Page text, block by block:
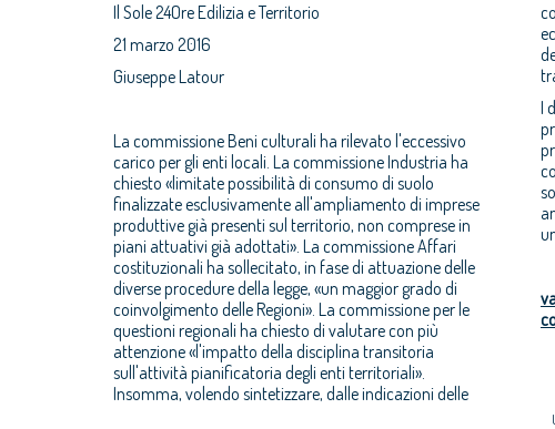
Il Sole 24Ore Edilizia e Territorio
21 marzo 2016
Giuseppe Latour
La commissione Beni culturali ha rilevato l'eccessivo
carico per gli enti locali. La commissione Industria ha
chiesto «limitate possibilità di consumo di suolo
finalizzate esclusivamente all'ampliamento di imprese
produttive già presenti sul territorio, non comprese in
piani attuativi già adottati». La commissione Affari
costituzionali ha sollecitato, in fase di attuazione delle
diverse procedure della legge, «un maggior grado di
coinvolgimento delle Regioni». La commissione per le
questioni regionali ha chiesto di valutare con più
attenzione «l'impatto della disciplina transitoria
sull'attività pianificatoria degli enti territoriali».
Insomma, volendo sintetizzare, dalle indicazioni delle
I